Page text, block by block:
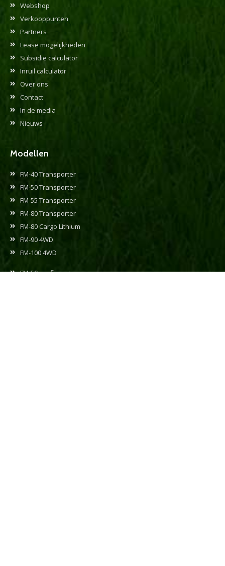
Webshop
Verkooppunten
Partners
Lease mogelijkheden
Subsidie calculator
Inruil calculator
Over ons
Contact
In de media
Nieuws
Modellen
FM-40 Transporter
FM-50 Transporter
FM-55 Transporter
FM-80 Transporter
FM-80 Cargo Lithium
FM-90 4WD
FM-100 4WD
FM-50 configurator